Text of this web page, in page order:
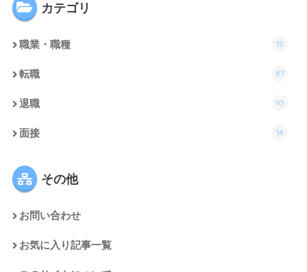
カテゴリ
職業・職種 15
転職 87
退職 10
面接 14
その他
お問い合わせ
お気に入り記事一覧